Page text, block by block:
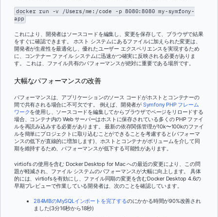
docker run -v /Users/me:/code -p 8080:8080 my-symfony-
app
これにより、開発者はソースコードを編集し、変更を保存して、ブラウザで結果
をすぐに確認できます。 ホスト システムにあるファイルに加えられた変更は、
開発者が生産性を最適化し、優れたユーザー エクスペリエンスを実現するため
に、コンテナー ファイル システムに迅速かつ確実に反映される必要がありま
す。 これは、ファイル共有のパフォーマンスが絶対に重要である場所です。
大幅なパフォーマンスの改善
パフォーマンスは、アプリケーションのソース コードがホストとコンテナーの
間で共有される場合に不可欠です。 例えば、開発者が Symfony PHP フレーム
ワークを使用し、ソースコードを編集してからブラウザでページをリロードする
場合、コンテナ内の Web サーバーはホストに保存されている多くの PHP ファイ
ルを再読み込みする必要があります。 最新の依存関係管理が10k〜100kのファイ
ルを簡単にプロジェクトに取り込むことができることを考慮すると(パフォーマ
ンスの低下が直線的に増加します)、ホストとコンテナがボリュームを介して同
期を維持するため、パフォーマンスが低下する可能性があります。
virtiofs の使用を含む Docker Desktop for Mac への最近の変更により、この問
題が軽減され、ファイル システムのパフォーマンスが大幅に向上します。 具体
的には、virtiofsを有効にし、ファイル同期の変更を含むDocker Desktop 4.6の
早期プレビューで作業している開発者は、次のことを確認しています。
284MBのMySQLインポートを完了するのにかかる時間が90%改善され
ました(3分16秒から18秒)